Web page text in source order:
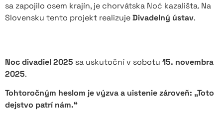
sa zapojilo osem krajín, je chorvátska Noć kazališta. Na
Slovensku tento projekt realizujeDivadelný ústav.
Noc divadiel 2025 sa uskutoční v sobotu 15. novembra
2025.
Tohtoročným heslom je výzva a uistenie zároveň: „Toto
dejstvo patrí nám.“